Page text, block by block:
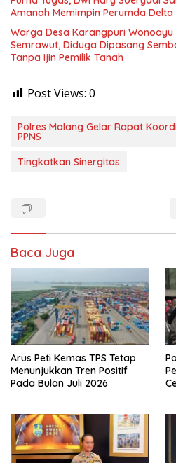
Warga Desa Karangpuri
Semrawut, Diduga Dipasang
Tanpa Ijin Pemilik Tanah
Post Views: 0
Polres Malang Gelar Rapat
PPNS
Tingkatkan Sinergitas
Baca Juga
Arus Peti Kemas TPS Tetap
Menunjukkan Tren Positif
Pada Bulan Juli 2026